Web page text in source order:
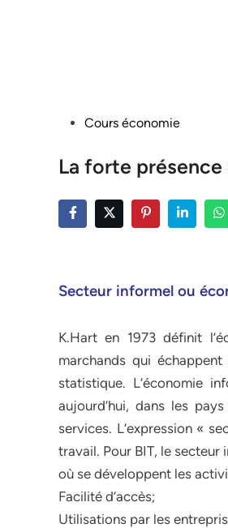
PostedCours économie
La forte
Secteur informel ou
K.Hart en 1973 définit
marchands qui
statistique. L’économie
aujourd’hui, dans les
services. L’expression «
travail. Pour BIT, le
où se développent les
Facilité d’accès;
Utilisations par les